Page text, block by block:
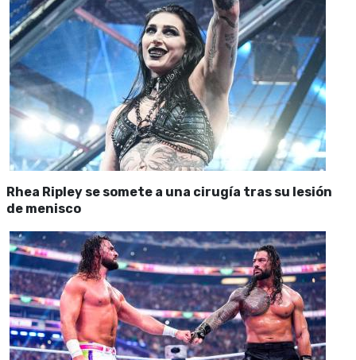
Rhea Ripley se somete a una cirugía tras su lesión
de menisco